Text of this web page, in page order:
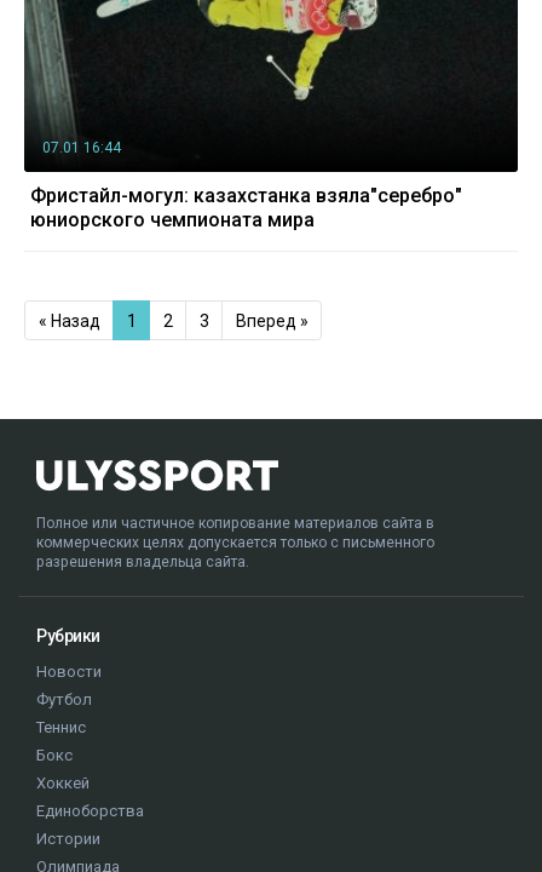
07.01 16:44
Фристайл-могул: казахстанка взяла"серебро"
юниорского чемпионата мира
« Назад 1 2 3 Вперед »
Полное или частичное копирование материалов сайта в
коммерческих целях допускается только с письменного
разрешения владельца сайта.
Рубрики
Новости
Футбол
Теннис
Бокс
Хоккей
Единоборства
Истории
Олимпиада